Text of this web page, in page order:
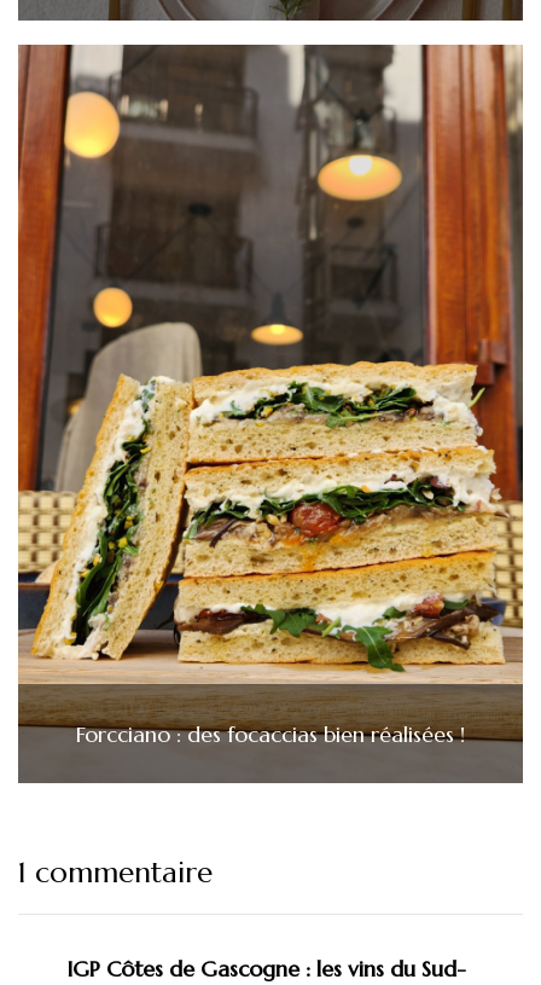
Forcciano : des focaccias bien réalisées !
1 commentaire
IGP Côtes de Gascogne : les vins du Sud-